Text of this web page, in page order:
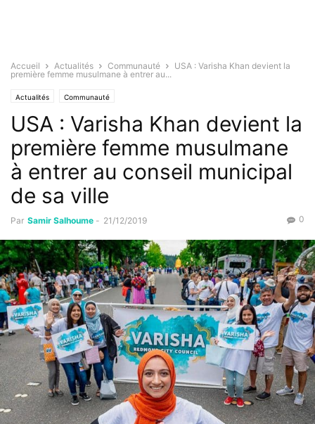
Accueil Actualités Communauté
USA : Varisha Khan devient la
première femme musulmane à entrer au...
Actualités Communauté
USA : Varisha Khan devient la
première femme musulmane
à entrer au conseil municipal
de sa ville
Par Samir Salhoume - 21/12/2019 0